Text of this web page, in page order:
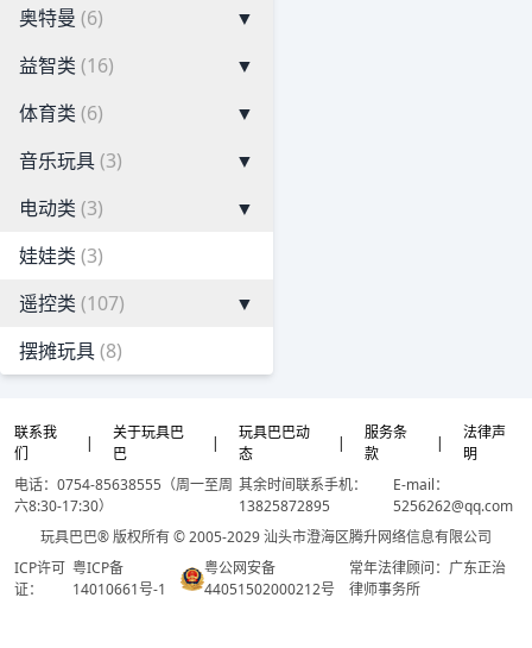
奥特曼 (6)
▼
益智类 (16)
▼
体育类 (6)
▼
音乐玩具(3)
▼
电动类 (3)
▼
娃娃类 (3)
遥控类 (107)
▼
摆摊玩具(8)
联系我
们
|
关于玩具巴
巴
|
玩具巴巴动
态
|
服务条
款
|
法律声
明
电话：0754-85638555（周一至周
六8:30-17:30）
其余时间联系手机：
13825872895
E-mail：
5256262@qq.com
玩具巴巴® 版权所有 © 2005-2029 汕头市澄海区腾升网络信息有限公司
ICP许可
证：
粤ICP备
14010661号-1
粤公网安备
44051502000212号
常年法律顾问：广东正治
律师事务所